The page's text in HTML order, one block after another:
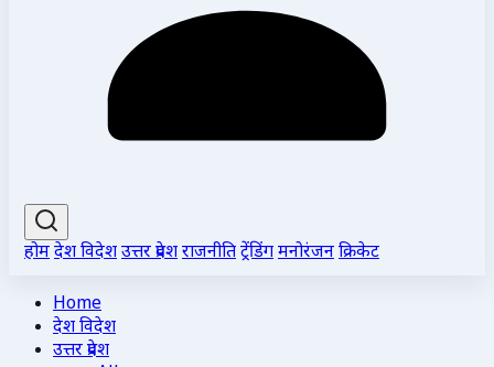
होमदेश विदेशउत्तर प्रदेशराजनीतिट्रेंडिंगमनोरंजनक्रिकेट
Home
देश विदेश
उत्तर प्रदेश